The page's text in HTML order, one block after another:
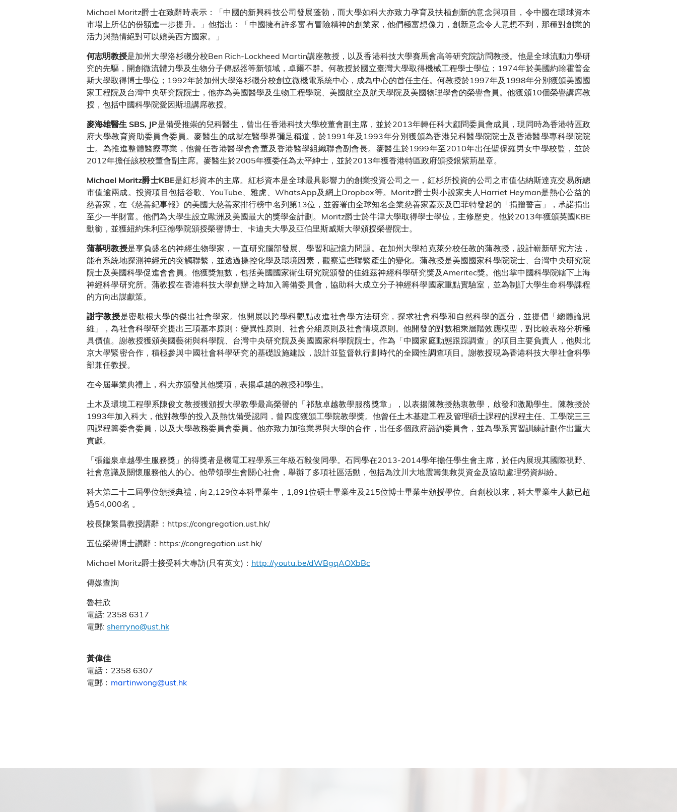
Michael Moritz爵士在致辭時表示：「中國的新興科技公司發展蓬勃，而大學如科大亦致力孕育及扶植創新的意念與項目，令中國在環球資本
市場上所佔的份額進一步提升。」他指出：「中國擁有許多富有冒險精神的創業家，他們極富想像力，創新意念令人意想不到，那種對創業的
活力與熱情絕對可以媲美西方國家。」
何志明教授是加州大學洛杉磯分校Ben Rich-Lockheed Martin講座教授，以及香港科技大學賽馬會高等研究院訪問教授。他是全球流動力學研
究的先驅，開創微流體力學及生物分子傳感器等新領域，卓爾不群。何教授於國立臺灣大學取得機械工程學士學位；1974年於美國約翰霍普金
斯大學取得博士學位；1992年於加州大學洛杉磯分校創立微機電系統中心，成為中心的首任主任。何教授於1997年及1998年分別獲頒美國國
家工程院及台灣中央研究院院士，他亦為美國醫學及生物工程學院、美國航空及航天學院及美國物理學會的榮譽會員。他獲頒10個榮譽講席教
授，包括中國科學院愛因斯坦講席教授。
麥海雄醫生 SBS, JP是備受推崇的兒科醫生，曾出任香港科技大學校董會副主席，並於2013年轉任科大顧問委員會成員，現同時為香港特區政
府大學教育資助委員會委員。麥醫生的成就在醫學界彌足稱道，於1991年及1993年分別獲頒為香港兒科醫學院院士及香港醫學專科學院院
士。為推進整體醫療專業，他曾任香港醫學會會董及香港醫學組織聯會副會長。麥醫生於1999年至2010年出任聖保羅男女中學校監，並於
2012年擔任該校校董會副主席。麥醫生於2005年獲委任為太平紳士，並於2013年獲香港特區政府頒授銀紫荊星章。
Michael Moritz爵士KBE是紅杉資本的主席。紅杉資本是全球最具影響力的創業投資公司之一，紅杉所投資的公司之市值佔納斯達克交易所總
市值逾兩成。投資項目包括谷歌、YouTube、雅虎、WhatsApp及網上Dropbox等。Moritz爵士與小說家夫人Harriet Heyman是熱心公益的
慈善家，在《慈善紀事報》的美國大慈善家排行榜中名列第13位，並簽署由全球知名企業慈善家蓋茨及巴菲特發起的「捐贈誓言」，承諾捐出
至少一半財富。他們為大學生設立歐洲及美國最大的獎學金計劃。Moritz爵士於牛津大學取得學士學位，主修歷史。他於2013年獲頒英國KBE
勳銜，並獲紐約朱利亞德學院頒授榮譽博士、卡迪夫大學及亞伯里斯威斯大學頒授榮譽院士。
蒲慕明教授是享負盛名的神經生物學家，一直研究腦部發展、學習和記憶力問題。在加州大學柏克萊分校任教的蒲教授，設計嶄新研究方法，
能有系統地探測神經元的突觸聯繫，並透過操控化學及環境因素，觀察這些聯繫產生的變化。蒲教授是美國國家科學院院士、台灣中央研究院
院士及美國科學促進會會員。他獲獎無數，包括美國國家衛生研究院頒發的佳維茲神經科學研究獎及Ameritec獎。他出掌中國科學院轄下上海
神經科學研究所。蒲教授在香港科技大學創辦之時加入籌備委員會，協助科大成立分子神經科學國家重點實驗室，並為制訂大學生命科學課程
的方向出謀獻策。
謝宇教授是密歇根大學的傑出社會學家。他開展以跨學科觀點改進社會學方法研究，探求社會科學和自然科學的區分，並提倡「總體論思
維」，為社會科學研究提出三項基本原則：變異性原則、社會分組原則及社會情境原則。他開發的對數相乘層階效應模型，對比較表格分析極
具價值。謝教授獲頒美國藝術與科學院、台灣中央研究院及美國國家科學院院士。作為「中國家庭動態跟踪調查」的項目主要負責人，他與北
京大學緊密合作，積極參與中國社會科學研究的基礎設施建設，設計並監督執行劃時代的全國性調查項目。謝教授現為香港科技大學社會科學
部兼任教授。
在今屆畢業典禮上，科大亦頒發其他獎項，表揚卓越的教授和學生。
土木及環境工程學系陳俊文教授獲頒授大學教學最高榮譽的「祁敖卓越教學服務獎章」，以表揚陳教授熱衷教學，啟發和激勵學生。陳教授於
1993年加入科大，他對教學的投入及熱忱備受認同，曾四度獲頒工學院教學獎。他曾任土木基建工程及管理碩士課程的課程主任、工學院三三
四課程籌委會委員，以及大學教務委員會委員。他亦致力加強業界與大學的合作，出任多個政府諮詢委員會，並為學系實習訓練計劃作出重大
貢獻。
「張鑑泉卓越學生服務獎」的得獎者是機電工程學系三年級石毅俊同學。石同學在2013-2014學年擔任學生會主席，於任內展現其國際視野、
社會意識及關懷服務他人的心。他帶領學生會關心社會，舉辦了多項社區活動，包括為汶川大地震籌集救災資金及協助處理勞資糾紛。
科大第二十二屆學位頒授典禮，向2,129位本科畢業生，1,891位碩士畢業生及215位博士畢業生頒授學位。自創校以來，科大畢業生人數已超
過54,000名 。
校長陳繁昌教授講辭：https://congregation.ust.hk/
五位榮譽博士讚辭：https://congregation.ust.hk/
Michael Moritz爵士接受科大專訪(只有英文)： http://youtu.be/dWBgqAOXbBc
傳媒查詢
魯桂欣
電話: 2358 6317
電郵: sherryno@ust.hk
黃偉佳
電話﹕2358 6307
電郵﹕ martinwong@ust.hk